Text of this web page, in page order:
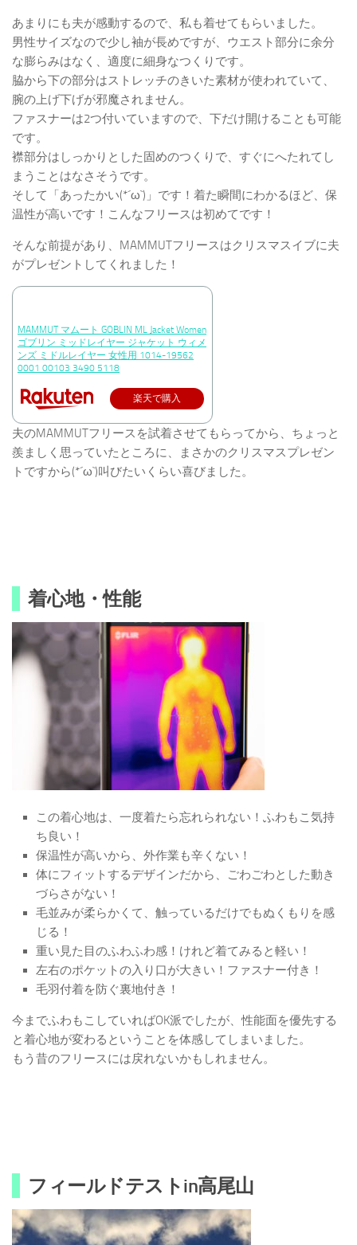
あまりにも夫が感動するので、私も着せてもらいました。
男性サイズなので少し袖が長めですが、ウエスト部分に余分
な膨らみはなく、適度に細身なつくりです。
脇から下の部分はストレッチのきいた素材が使われていて、
腕の上げ下げが邪魔されません。
ファスナーは2つ付いていますので、下だけ開けることも可能
です。
襟部分はしっかりとした固めのつくりで、すぐにへたれてし
まうことはなさそうです。
そして「あったかい(*´ω`)」です！着た瞬間にわかるほど、保
温性が高いです！こんなフリースは初めてです！
そんな前提があり、MAMMUTフリースはクリスマスイブに夫
がプレゼントしてくれました！
MAMMUT マムート GOBLIN ML Jacket Women
ゴブリン ミッドレイヤー ジャケット ウィメ
ンズ ミドルレイヤー 女性用 1014-19562
0001 00103 3490 5118
楽天で購入
夫のMAMMUTフリースを試着させてもらってから、ちょっと
羨ましく思っていたところに、まさかのクリスマスプレゼン
トですから(*´ω`)叫びたいくらい喜びました。
着心地・性能
この着心地は、一度着たら忘れられない！ふわもこ気持
ち良い！
保温性が高いから、外作業も辛くない！
体にフィットするデザインだから、ごわごわとした動き
づらさがない！
毛並みが柔らかくて、触っているだけでもぬくもりを感
じる！
重い見た目のふわふわ感！けれど着てみると軽い！
左右のポケットの入り口が大きい！ファスナー付き！
毛羽付着を防ぐ裏地付き！
今までふわもこしていればOK派でしたが、性能面を優先する
と着心地が変わるということを体感してしまいました。
もう昔のフリースには戻れないかもしれません。
フィールドテストin高尾山